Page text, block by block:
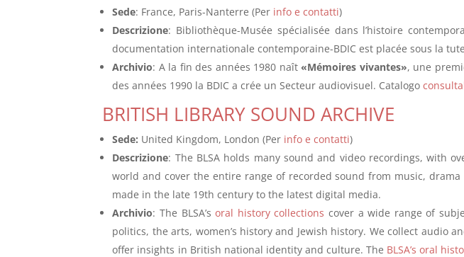
Sede: France, Paris-Nanterre (Per info e contatti)
Descrizione: Bibliothèque-Musée spécialisée dans l’histoire
documentation internationale contemporaine-BDIC est placée sous la
Archivio: A la fin des années 1980 naît «Mémoires vivantes», une
des années 1990 la BDIC a crée un Secteur audiovisuel. Catalogo
BRITISH LIBRARY SOUND ARCHIVE
Sede: United Kingdom, London (Per info e contatti)
Descrizione: The BLSA holds many sound and video recordings, with
world and cover the entire range of recorded sound from music,
made in the late 19th century to the latest digital media.
Archivio: The BLSA’soral history collections cover a wide range of
politics, the arts, women’s history and Jewish history. We collect
offer insights in British national identity and culture. The BLSA’s oral